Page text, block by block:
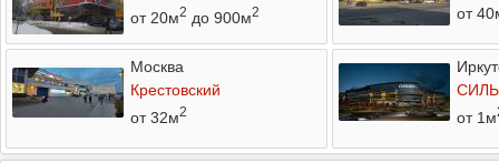
от 20м2 до 900м2
от
Москва
Крестовский
от 32м2
от 1м